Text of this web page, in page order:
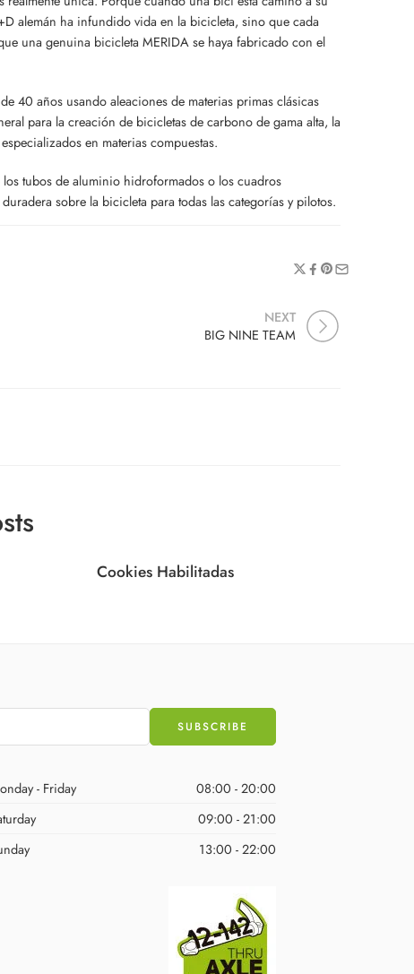
alemán ha infundido vida en la bicicleta, sino que cada
una genuina bicicleta MERIDA se haya fabricado con el
40 años usando aleaciones de materias primas clásicas
para la creación de bicicletas de carbono de gama alta, la
en materias compuestas.
tubos de aluminio hidroformados o los cuadros
sobre la bicicleta para todas las categorías y pilotos.
NEXT
BIG NINE TEAM
Cookies Habilitadas
- Friday
08:00 - 20:00
09:00 - 21:00
13:00 - 22:00